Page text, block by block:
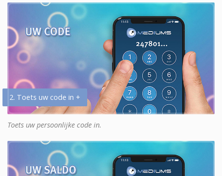
2. Toets uw code in +
Toets uw persoonlijke code in.